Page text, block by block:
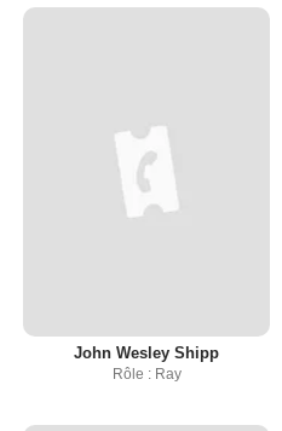
John Wesley Shipp
Rôle : Ray